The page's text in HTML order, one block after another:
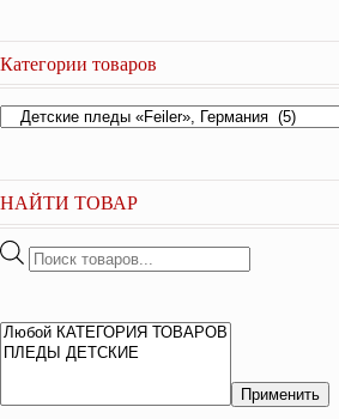
Категории товаров
НАЙТИ ТОВАР
Поиск
Применить